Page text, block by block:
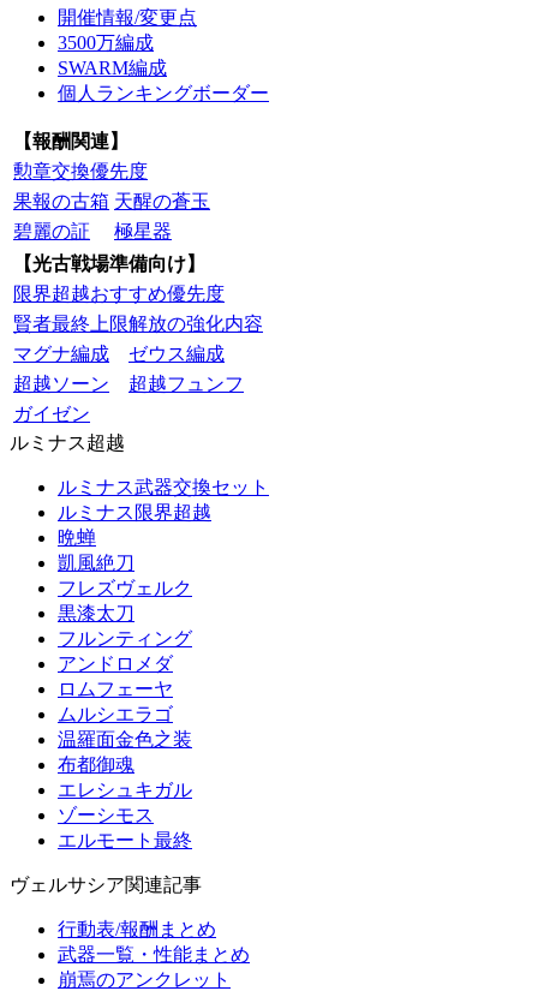
開催情報/変更点
3500万編成
SWARM編成
個人ランキングボーダー
【報酬関連】
勲章交換優先度
果報の古箱 天醒の蒼玉
碧麗の証
極星器
【光古戦場準備向け】
限界超越おすすめ優先度
賢者最終上限解放の強化内容
マグナ編成
ゼウス編成
超越ソーン
超越フュンフ
ガイゼン
ルミナス超越
ルミナス武器交換セット
ルミナス限界超越
晩蝉
凱風絶刀
フレズヴェルク
黒漆太刀
フルンティング
アンドロメダ
ロムフェーヤ
ムルシエラゴ
温羅面金色之装
布都御魂
エレシュキガル
ゾーシモス
エルモート最終
ヴェルサシア関連記事
行動表/報酬まとめ
武器一覧・性能まとめ
崩焉のアンクレット